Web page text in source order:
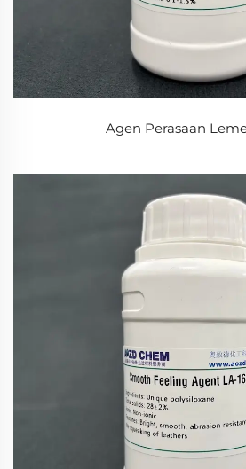
Agen Perasaan